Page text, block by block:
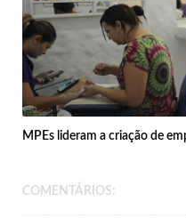
MPEs lideram a criação de
COMENTÁRIOS: